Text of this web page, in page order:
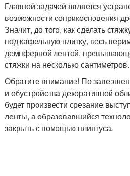
Главной задачей является
возможности соприкосновения
Значит, до того, как сделать
под кафельную плитку, весь
демпферной лентой,
стяжки на несколько сантиметров.
Обратите внимание! По
и обустройства декоративной
будет произвести срезание
ленты, а образовавшийся
закрыть с помощью плинтуса.